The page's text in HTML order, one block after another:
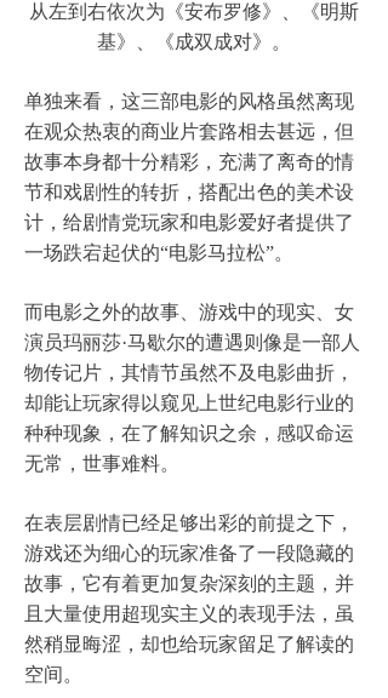
从左到右依次为《安布罗修》、《明斯
基》、《成双成对》。
单独来看，这三部电影的风格虽然离现
在观众热衷的商业片套路相去甚远，但
故事本身都十分精彩，充满了离奇的情
节和戏剧性的转折，搭配出色的美术设
计，给剧情党玩家和电影爱好者提供了
一场跌宕起伏的“电影马拉松”。
而电影之外的故事、游戏中的现实、女
演员玛丽莎·马歇尔的遭遇则像是一部人
物传记片，其情节虽然不及电影曲折，
却能让玩家得以窥见上世纪电影行业的
种种现象，在了解知识之余，感叹命运
无常，世事难料。
在表层剧情已经足够出彩的前提之下，
游戏还为细心的玩家准备了一段隐藏的
故事，它有着更加复杂深刻的主题，并
且大量使用超现实主义的表现手法，虽
然稍显晦涩，却也给玩家留足了解读的
空间。